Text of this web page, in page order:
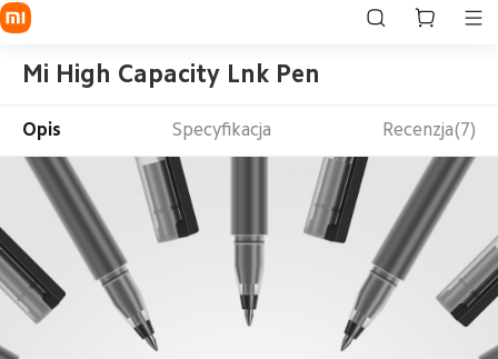
Mi High Capacity Lnk Pen
Opis Specyfikacja Recenzja(7)